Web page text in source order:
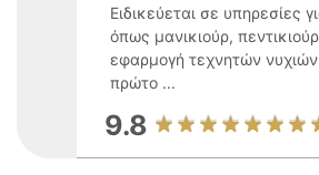
Ειδικεύεται σε υπηρεσίες
όπως μανικιούρ,
εφαρμογή τεχνητών
πρώτο ...
9.8